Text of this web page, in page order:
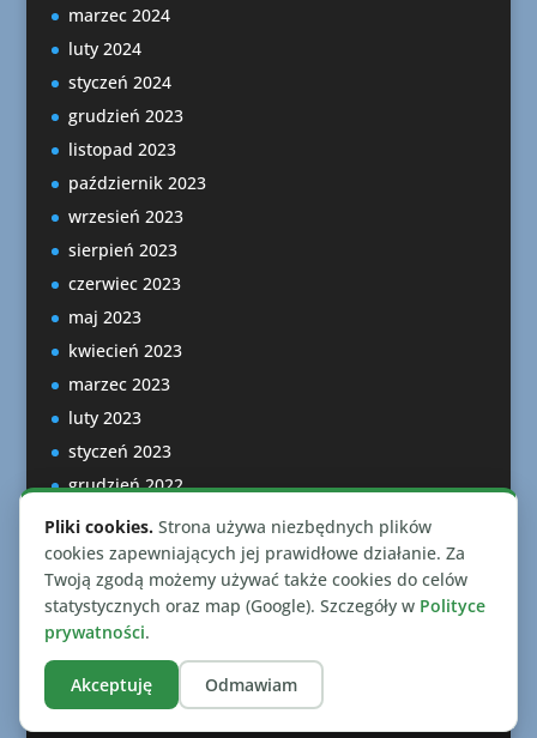
marzec 2024
luty 2024
styczeń 2024
grudzień 2023
listopad 2023
październik 2023
wrzesień 2023
sierpień 2023
czerwiec 2023
maj 2023
kwiecień 2023
marzec 2023
luty 2023
styczeń 2023
grudzień 2022
listopad 2022
październik 2022
Zaprojektowano przezElegant Themes
Pliki cookies. Strona używa niezbędnych plików
cookies zapewniających jej prawidłowe działanie. Za
Twoją zgodą możemy używać także cookies do celów
statystycznych oraz map (Google). Szczegóły w Polityce
prywatności.
Akceptuję Odmawiam